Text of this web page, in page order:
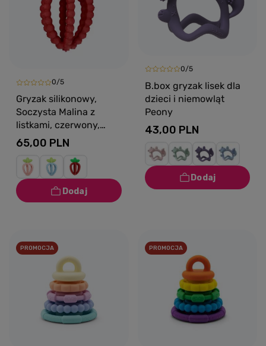
0/5
Gryzak silikonowy,
Soczysta Malina z
listkami, czerwony,
RaZbaby
65,00 PLN
0/5
B.box gryzak lisek dla
dzieci i niemowląt
Peony
43,00 PLN
PROMOCJA PROMOCJA